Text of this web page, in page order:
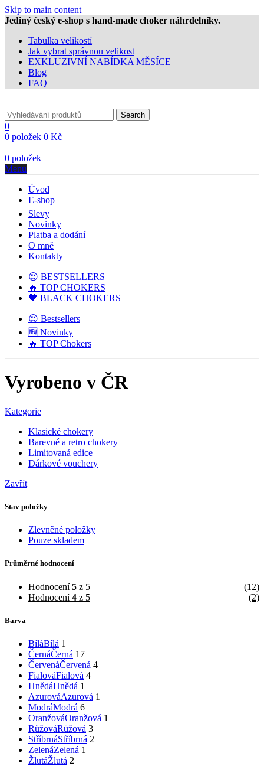
Skip to main content
Jediný český e-shop s hand-made choker náhrdelníky.
Tabulka velikostí
Jak vybrat správnou velikost
EXKLUZIVNÍ NABÍDKA MĚSÍCE
Blog
FAQ
Search
0
0 položek 0 Kč
0 položek
Menu
Úvod
E-shop
Slevy
Novinky
Platba a dodání
O mně
Kontakty
😍 BESTSELLERS
🔥 TOP CHOKERS
🖤 BLACK CHOKERS
😍 Bestsellers
🆕 Novinky
🔥 TOP Chokers
Vyrobeno v ČR
Kategorie
Klasické chokery
Barevné a retro chokery
Limitovaná edice
Dárkové vouchery
Zavřít
Stav položky
Zlevněné položky
Pouze skladem
Průměrné hodnocení
Hodnocení5 z 5
(12)
Hodnocení4 z 5 (2)
Barva
BíláBílá 1
ČernáČerná 17
ČervenáČervená 4
FialováFialová 4
HnědáHnědá 1
AzurováAzurová 1
ModráModrá 6
OranžováOranžová 1
RůžováRůžová 3
StříbrnáStříbrná 2
ZelenáZelená 1
ŽlutáŽlutá 2